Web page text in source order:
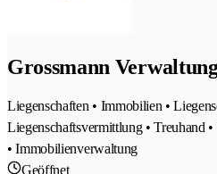
Grossmann
Liegenschaften • Immobilien •
Liegenschaftsvermittlung • Treuhand
• Immobilienverwaltung
Geöffnet